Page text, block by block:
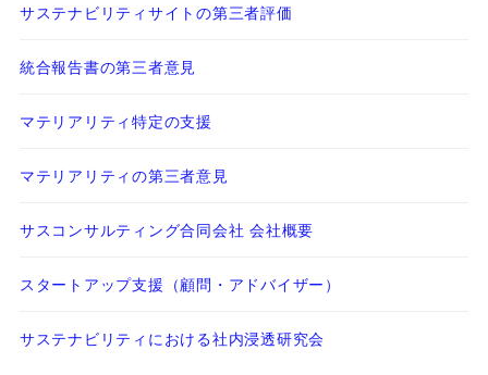
サステナビリティサイトの第三者評価
統合報告書の第三者意見
マテリアリティ特定の支援
マテリアリティの第三者意見
サスコンサルティング合同会社 会社概要
スタートアップ支援（顧問・アドバイザー）
サステナビリティにおける社内浸透研究会